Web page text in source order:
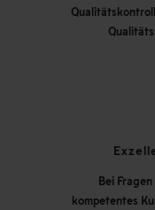
Bei
kompetentes